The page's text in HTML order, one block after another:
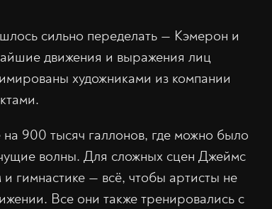
сильно переделать — Кэмерон и
движения и выражения лиц
художниками из компании
900 тысяч галлонов, где можно было
волны. Для сложных сцен Джеймс
гимнастике — всё, чтобы артисты не
Все они также тренировались с